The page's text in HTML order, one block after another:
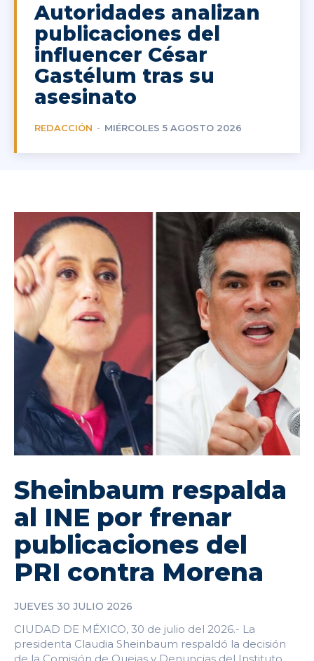
Autoridades analizan
publicaciones del
influencer César
Gastélum tras su
asesinato
REDACCIÓN - MIÉRCOLES 5 AGOSTO 2026
Sheinbaum respalda
al INE por frenar
publicaciones del
PRI contra Morena
JUEVES 30 JULIO 2026
CIUDAD DE MÉXICO, 30 de julio del 2026.- La
presidenta Claudia Sheinbaum respaldó la decisión